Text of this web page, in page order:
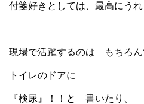
付箋好きとしては、最高にう
現場で活躍するのは もちろん
トイレのドアに
『検尿』！！と 書いたり、